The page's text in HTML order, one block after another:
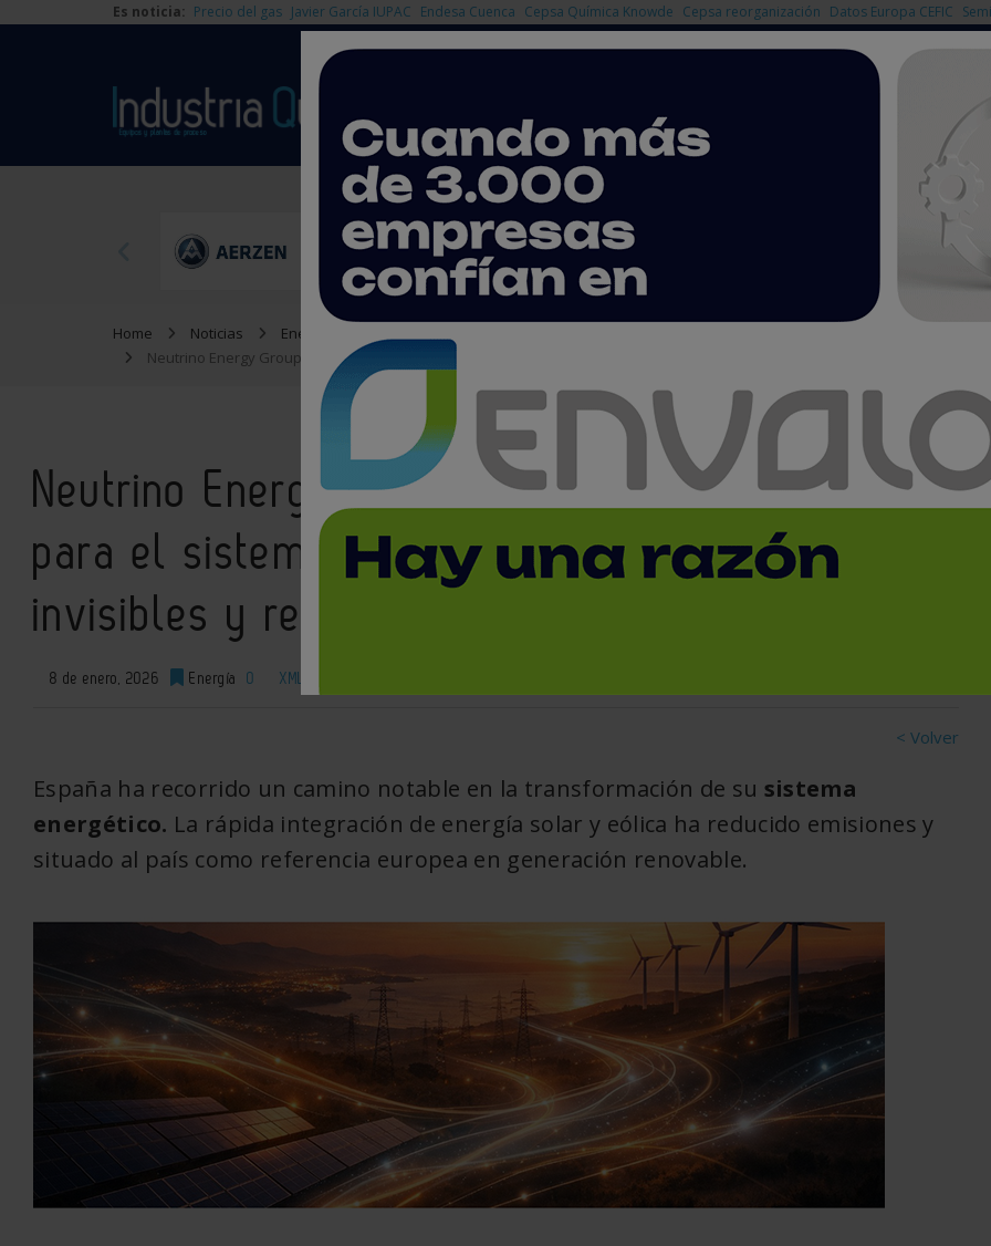
Es noticia: Precio del gas Javier García IUPAC Endesa Cuenca Cepsa Química Knowde Cepsa reorganización Datos Europa CEFIC
Home Noticias
Energía
Neutrino Energy Group plantea interrogantes para el sistema eléctrico a partir de flujos invisibles y redes reales
Neutrino Energy Group plantea interrogantes
para el sistema eléctrico a partir de flujos
invisibles y redes reales
8 de enero, 2026 Energía 0 XML
< Volver
España ha recorrido un camino notable en la transformación de su sistema
energético. La rápida integración de energía solar y eólica ha reducido emisiones y
situado al país como referencia europea en generación renovable.